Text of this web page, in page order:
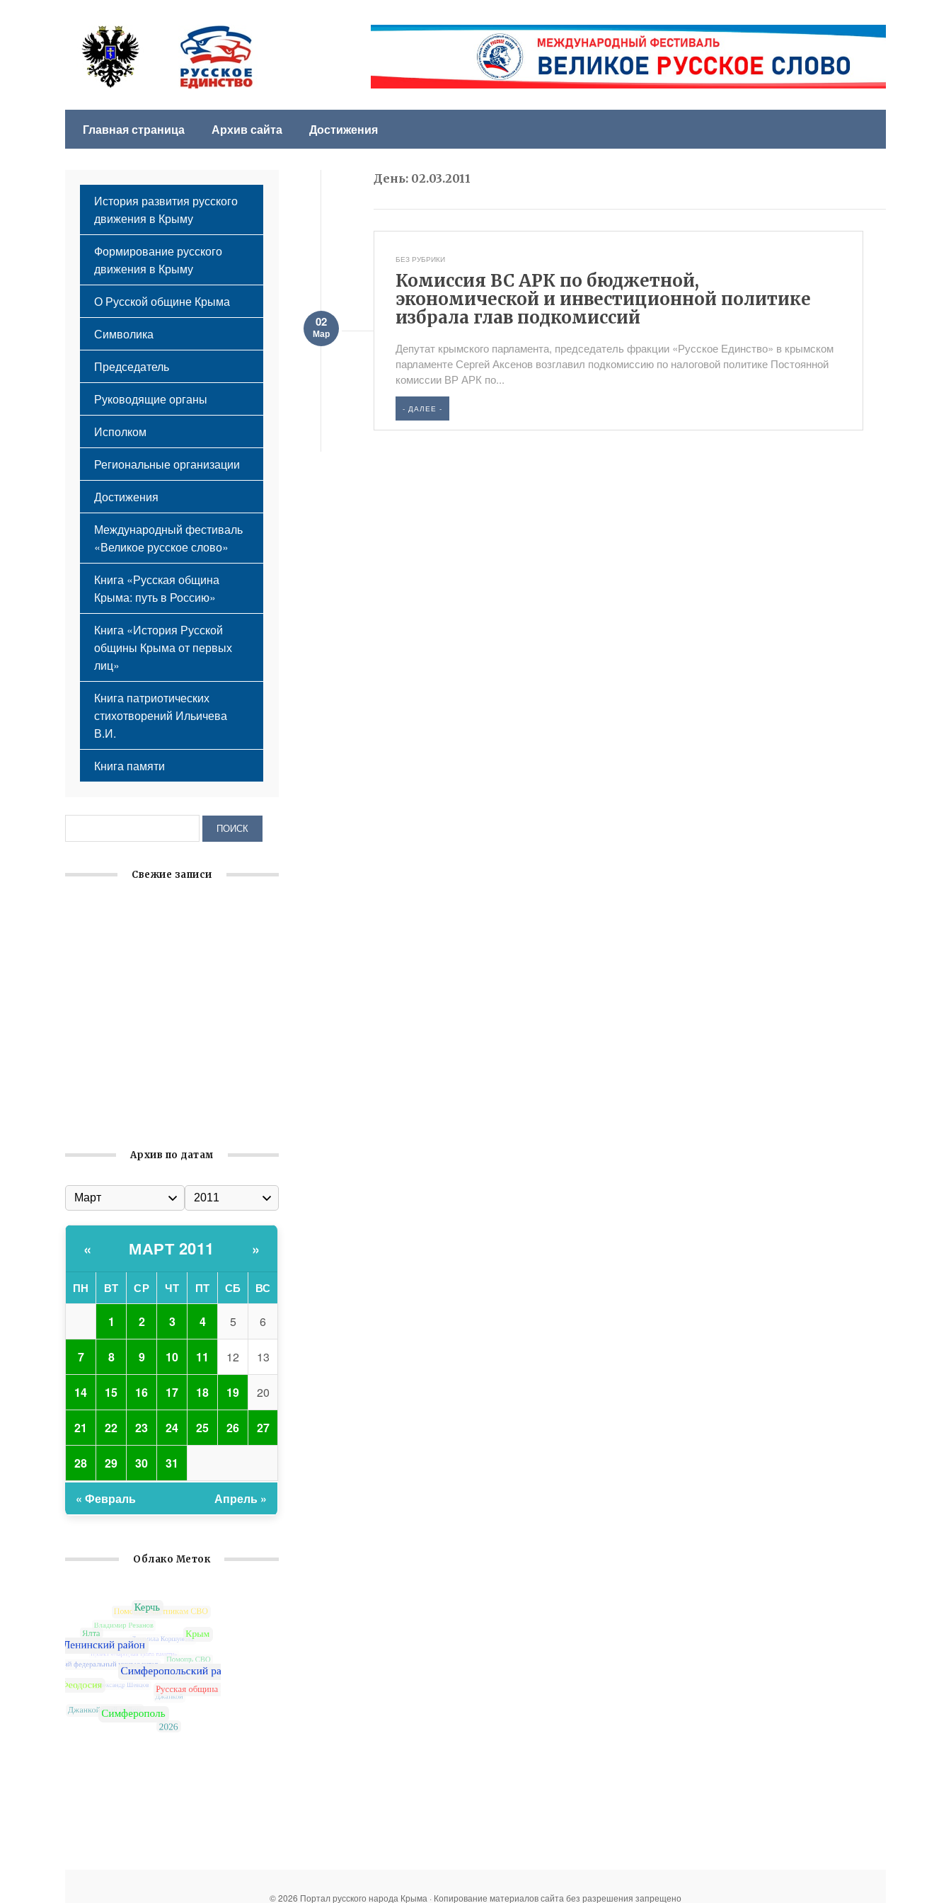
Главная страница Архив сайта Достижения
День: 02.03.2011
БЕЗ РУБРИКИ
Комиссия ВС АРК по бюджетной,
экономической и инвестиционной политике
избрала глав подкомиссий
02
Мар
Депутат крымского парламента, председатель фракции «Русское Единство» в крымском
парламенте Сергей Аксенов возглавил подкомиссию по налоговой политике Постоянной
комиссии ВР АРК по...
- ДАЛЕЕ -
История развития русского
движения в Крыму
Формирование русского
движения в Крыму
Русский Крым
О Русской общине Крыма
Этапы становления
Принципы деятельности
Структура
Мероприятия
Символика
Флаг
Герб
Гимн
Председатель
Руководящие органы
Исполком
Региональные организации
Достижения
Международный фестиваль
«Великое русское слово»
Книга «Русская община
Крыма: путь в Россию»
Книга «История Русской
общины Крыма от первых
лиц»
Книга патриотических
стихотворений Ильичева
В.И.
Книга памяти
Свежие записи
Архив по датам
« МАРТ 2011 »
ПН ВТ СР ЧТ ПТ СБ ВС
1 2 3 4 5 6
7 8 9 10 11 12 13
14 15 16 17 18 19 20
21 22 23 24 25 26 27
28 29 30 31
« Февраль Апрель »
Облако Меток
© 2026 Портал русского народа Крыма · Копирование материалов сайта без разрешения запрещено